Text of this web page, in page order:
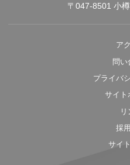
〒047-8501 小
ア
問い
プライバ
サイト
リ
採
サイ